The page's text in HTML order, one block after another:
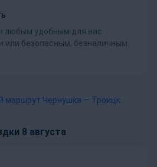
любым удобным для вас
или безопасным, безналичным
маршрут Чернушка — Троицк
8 августа